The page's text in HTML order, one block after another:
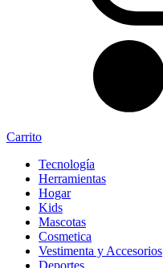
Carrito
Tecnología
Herramientas
Hogar
Kids
Mascotas
Cosmetica
Vestimenta y Accesorios
Deportes